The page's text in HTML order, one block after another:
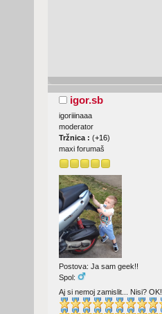
igor.sb
igoriiinaaa
moderator
Tržnica : (+16)
maxi forumaš
Postova: Ja sam geek!!
Spol:
Aj si nemoj zamislit... Nisi? OK!